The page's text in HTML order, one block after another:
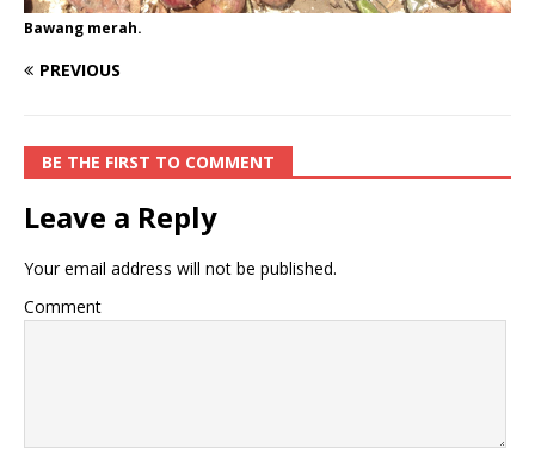
Bawang merah.
PREVIOUS
BE THE FIRST TO COMMENT
Leave a Reply
Your email address will not be published.
Comment